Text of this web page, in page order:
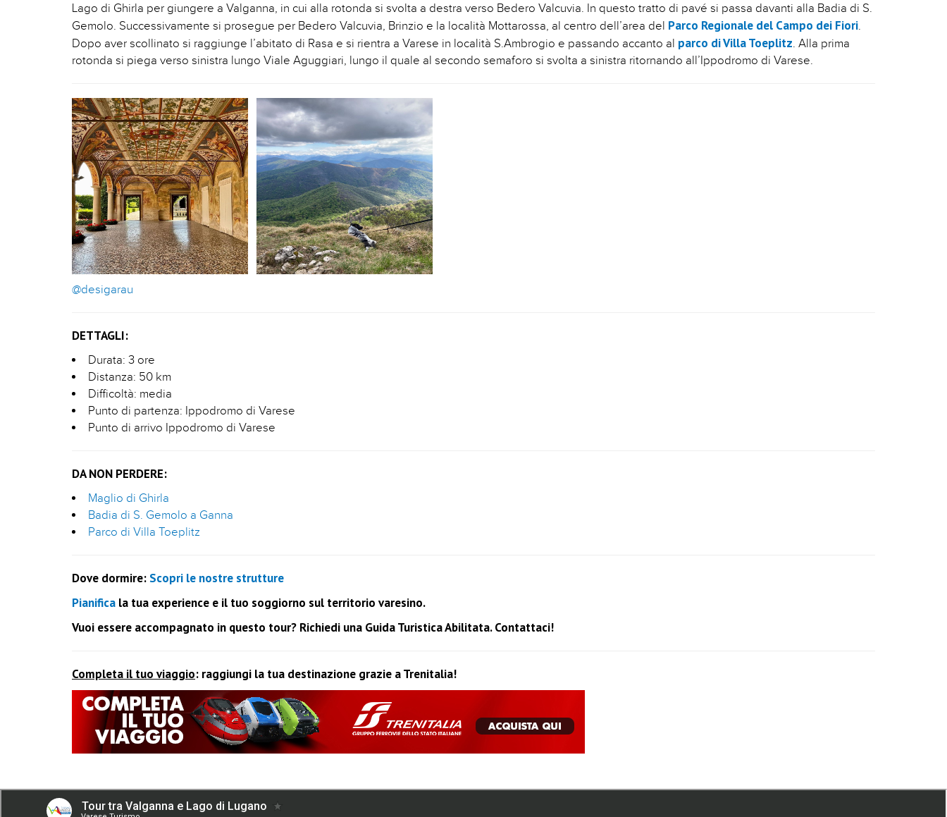
Lago di Ghirla per giungere a Valganna, in cui alla rotonda si svolta a destra verso Bedero Valcuvia. In questo tratto di pavé si passa davanti alla Badia di S.
Gemolo. Successivamente si prosegue per Bedero Valcuvia, Brinzio e la località Mottarossa, al centro dell’area del Parco Regionale del Campo dei Fiori.
Dopo aver scollinato si raggiunge l’abitato di Rasa e si rientra a Varese in località S.Ambrogio e passando accanto al parco di Villa Toeplitz. Alla prima
rotonda si piega verso sinistra lungo Viale Aguggiari, lungo il quale al secondo semaforo si svolta a sinistra ritornando all’Ippodromo di Varese.
@desigarau
DETTAGLI:
Durata: 3 ore
Distanza: 50 km
Difficoltà: media
Punto di partenza: Ippodromo di Varese
Punto di arrivo Ippodromo di Varese
DA NON PERDERE:
Maglio di Ghirla
Badia di S. Gemolo a Ganna
Parco di Villa Toeplitz
Dove dormire: Scopri le nostre strutture
Pianifica la tua experience e il tuo soggiorno sul territorio varesino.
Vuoi essere accompagnato in questo tour? Richiedi una Guida Turistica Abilitata. Contattaci!
Completa il tuo viaggio: raggiungi la tua destinazione grazie a Trenitalia!